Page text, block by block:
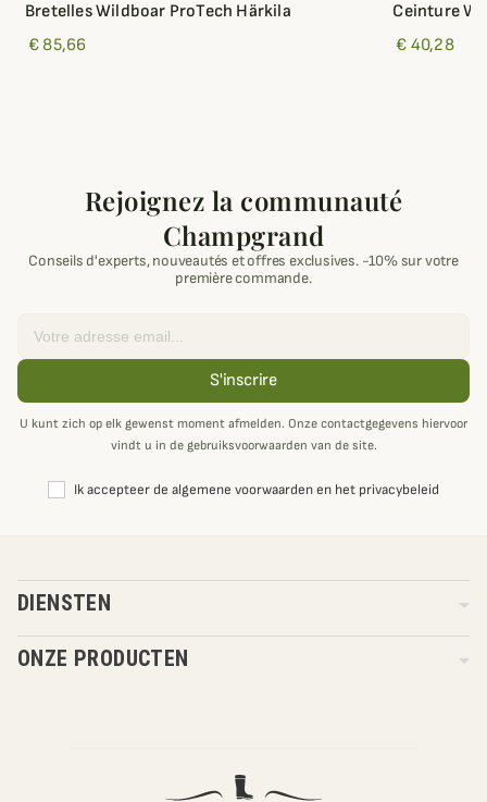
Bretelles Wildboar ProTech Härkila
€ 85,66
Ceinture
€ 40,28
Rejoignez la communauté
Champgrand
Conseils d'experts, nouveautés et offres exclusives. -10% sur votre
première commande.
S'inscrire
U kunt zich op elk gewenst moment afmelden. Onze contactgegevens hiervoor
vindt u in de gebruiksvoorwaarden van de site.
Ik accepteer de algemene voorwaarden en het privacybeleid
DIENSTEN
ONZE PRODUCTEN